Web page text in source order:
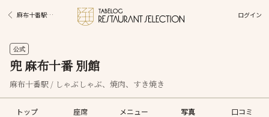
麻布十番駅グルメ ログイン
公式
兜 麻布十番 別館
麻布十番駅 / しゃぶしゃぶ、焼肉、すき焼き
トップ 座席 メニュー 写真 口コミ